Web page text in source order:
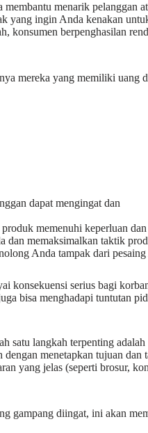
menarik pelanggan
yang ingin Anda kenakan
konsumen berpenghasilan
mereka yang memiliki uang
dapat mengingat dan
memenuhi keperluan dan
dan memaksimalkan taktik
Anda tampak dari
konsekuensi serius bagi
bisa menghadapi tuntutan
satu langkah terpenting adalah
menetapkan tujuan dan
yang jelas (seperti brosur,
gampang diingat, ini akan